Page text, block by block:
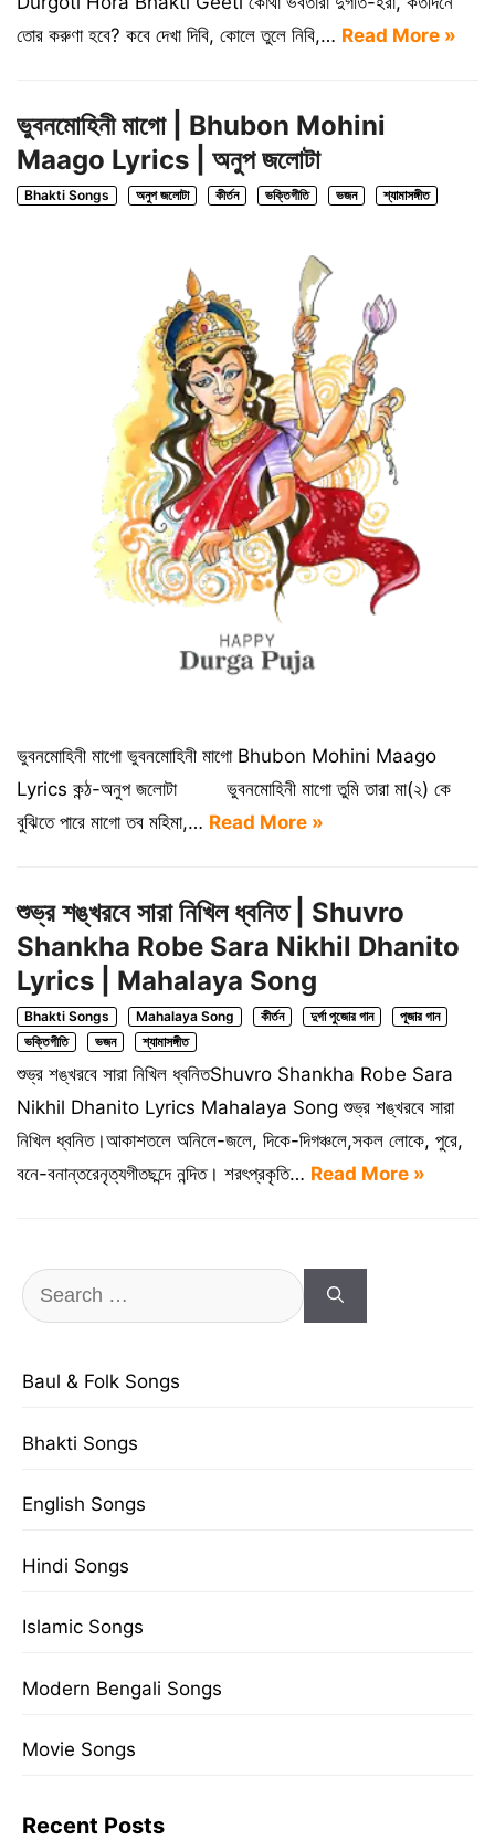
তোর করুণা হবে? কবে দেখা দিবি, কোলে তুলে নিবি,… Read More »
ভুবনমোহিনী মাগো | Bhubon Mohini
Maago Lyrics | অনুপ জলোটা
Bhakti Songs অনুপ জলোটা কীর্তন ভক্তিগীতি ভজন শ্যামাসঙ্গীত
ভুবনমোহিনী মাগো ভুবনমোহিনী মাগো Bhubon Mohini Maago
Lyrics কন্ঠ-অনুপ জলোটা ভুবনমোহিনী মাগো তুমি তারা মা(২) কে
বুঝিতে পারে মাগো তব মহিমা,… Read More »
শুভ্র শঙ্খরবে সারা নিখিল ধ্বনিত | Shuvro
Shankha Robe Sara Nikhil Dhanito
Lyrics | Mahalaya Song
Bhakti Songs Mahalaya Song কীর্তন দুর্গা পুজোর গান
পূজার গান
ভক্তিগীতি
ভজন শ্যামাসঙ্গীত
শুভ্র শঙ্খরবে সারা নিখিল ধ্বনিতShuvro Shankha Robe Sara
Nikhil Dhanito Lyrics Mahalaya Song শুভ্র শঙ্খরবে সারা
নিখিল ধ্বনিত।আকাশতলে অনিলে-জলে, দিকে-দিগঞ্চলে,সকল লোকে, পুরে,
বনে-বনান্তরেনৃত্যগীতছন্দে নন্দিত। শরৎপ্রকৃতি… Read More »
Search
for:
Baul & Folk Songs
Bhakti Songs
English Songs
Hindi Songs
Islamic Songs
Modern Bengali Songs
Movie Songs
Recent Posts